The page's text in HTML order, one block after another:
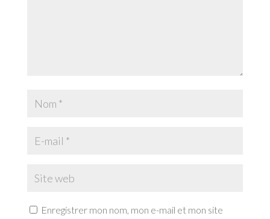
Enregistrer mon nom, mon e-mail et mon site